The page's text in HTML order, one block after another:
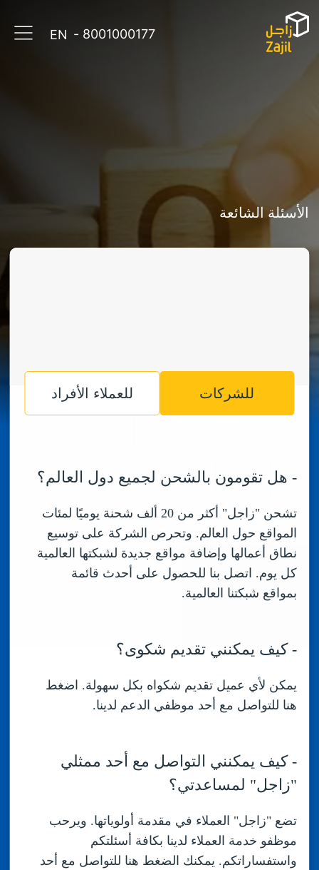
8001000177 -
EN
تعرف على أقرب فرع
الخدمات
شحن البضائع
الدعم والمساعدة
الأسئلة الشائعة
للشركات للعملاء الأفراد
- هل تقومون بالشحن لجميع دول العالم؟
تشحن "زاجل" أكثر من 20 ألف شحنة يوميًا لمئات
المواقع حول العالم. وتحرص الشركة على توسيع
نطاق أعمالها وإضافة مواقع جديدة لشبكتها العالمية
كل يوم. اتصل بنا للحصول على أحدث قائمة
بمواقع شبكتنا العالمية.
-كيف يمكنني تقديم شكوى؟
يمكن لأي عميل تقديم شكواه بكل سهولة. اضغط
هنا للتواصل مع أحد موظفي الدعم لدينا.
-كيف يمكنني التواصل مع أحد ممثلي
"زاجل" لمساعدتي؟
تضع "زاجل" العملاء في مقدمة أولوياتها. ويرحب
موظفو خدمة العملاء لدينا بكافة أسئلتكم
واستفساراتكم. يمكنك الضغط هنا للتواصل مع أحد